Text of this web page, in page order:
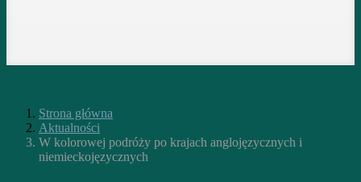
Strona główna
Aktualności
W kolorowej podróży po krajach anglojęzycznych i
niemieckojęzycznych